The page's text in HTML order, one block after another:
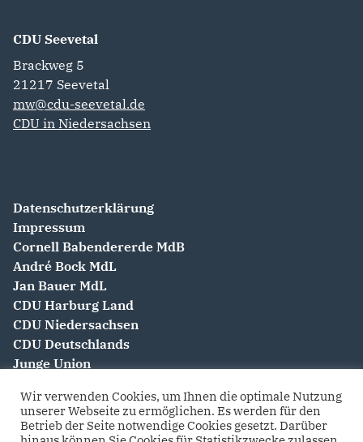
CDU Seevetal
Brackweg 5
21217 Seevetal
mw@cdu-seevetal.de
CDU in Niedersachsen
Datenschutzerklärung
Impressum
Cornell Babendererde MdB
André Bock MdL
Jan Bauer MdL
CDU Harburg Land
CDU Niedersachsen
CDU Deutschlands
Junge Union
Senioren Union
Wir verwenden Cookies, um Ihnen die optimale Nutzung
unserer Webseite zu ermöglichen. Es werden für den
Betrieb der Seite notwendige Cookies gesetzt. Darüber